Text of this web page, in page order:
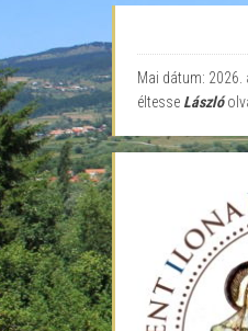
Mai dátum:
éltesse László